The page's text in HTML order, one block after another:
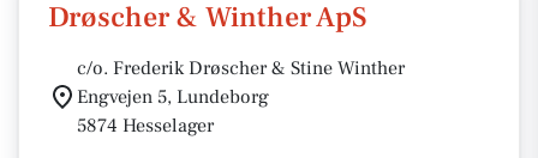
Drøscher & Winther ApS
c/o. Frederik Drøscher & Stine Winther
Engvejen 5, Lundeborg
5874 Hesselager